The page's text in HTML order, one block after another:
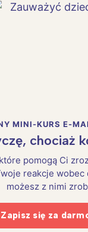
MINI-KURS E-
chociaż
pomogą Ci
reakcje
możesz z nimi
Zapisz się za